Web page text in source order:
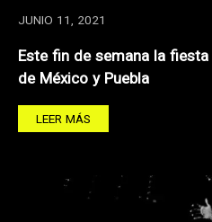
JUNIO 11, 2021
Este fin de semana la
de México y Puebla
LEER MÁS